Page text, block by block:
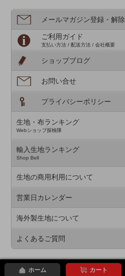
メールマガジン登録・解除
ご利用ガイド
支払い方法 / 配送方法 / 会社概要
ショップブログ
お問い合せ
プライバシーポリシー
生地・布ランキング
Webショップ探検隊
輸入生地ランキング
Shop Bell
生地の商用利用について
営業日カレンダー
海外製生地について
よくあるご質問
ホーム カート